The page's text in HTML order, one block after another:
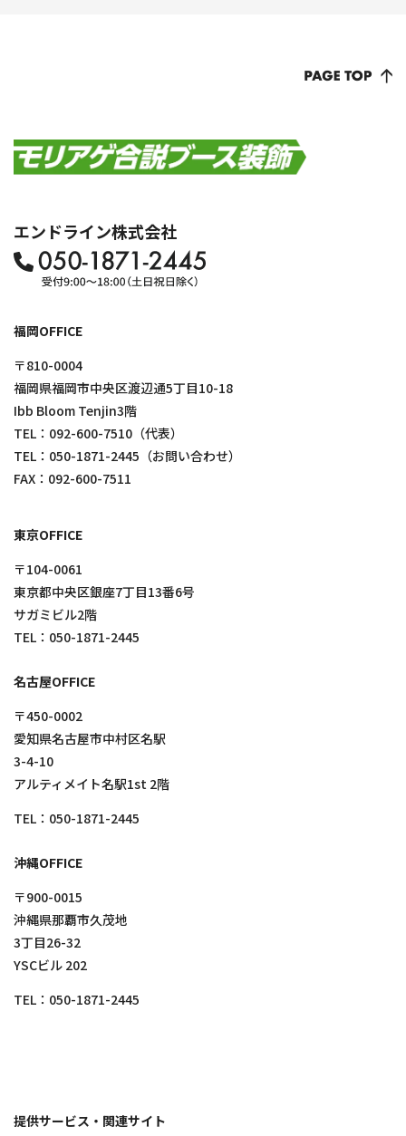
エンドライン株式会社
福岡OFFICE
〒810-0004
福岡県福岡市中央区渡辺通5丁目10-18
Ibb Bloom Tenjin3階
TEL： 092-600-7510 （代表）
TEL： 050-1871-2445 （お問い合わせ）
FAX：092-600-7511
東京OFFICE
〒104-0061
東京都中央区銀座7丁目13番6号
サガミビル2階
TEL： 050-1871-2445
名古屋OFFICE
〒450-0002
愛知県名古屋市中村区名駅
3-4-10
アルティメイト名駅1st 2階
TEL： 050-1871-2445
沖縄OFFICE
〒900-0015
沖縄県那覇市久茂地
3丁目26-32
YSCビル 202
TEL： 050-1871-2445
提供サービス・関連サイト